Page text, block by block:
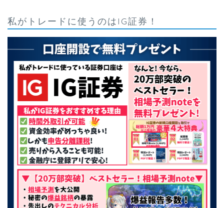
私がトレードに使うのはIG証券！